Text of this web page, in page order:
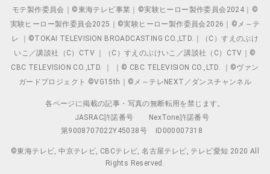
モテ製作委員会｜©東海テレビ事業｜©実験ヒーロー製作委員会2024｜©
実験ヒーロー製作委員会2025｜©実験ヒーロー製作委員会2026｜©メ～テ
レ ｜©TOKAI TELEVISION BROADCASTING CO.,LTD.｜（C）すえのぶけ
いこ／講談社（C）CTV ｜（C）すえのぶけいこ／講談社（C）CTV｜©
CBC TELEVISION CO.,LTD. ｜ ｜© CBC TELEVISION CO.,LTD. ｜©ヴァン
ガードプロジェクト ©VG15th｜©メ～テレNEXT／ダンスチャンネル
各ページに掲載の記事・写真の無断転用を禁じます。
JASRAC許諾番号
NexTone許諾番号
第9008707022Y45038号
ID000007318
©東海テレビ, 中京テレビ, CBCテレビ, 名古屋テレビ, テレビ愛知 2020 All
Rights Reserved.